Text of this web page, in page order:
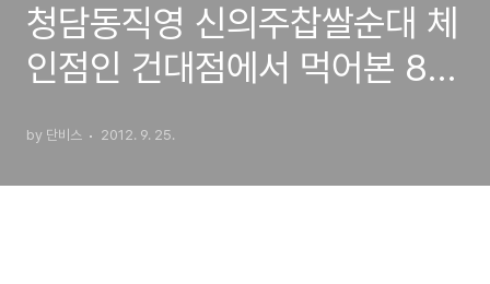
청담동직영 신의주찹쌀순대 체
인점인 건대점에서 먹어본 8천
by 단비스 2012. 9. 25.